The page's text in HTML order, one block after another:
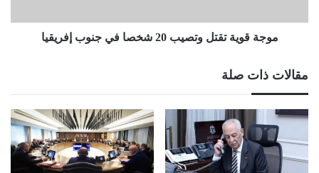
إفريقيا
موجة قوية تقتل وتصيب 20 شخصا في جنوب إفريقيا
مقالات ذات صلة